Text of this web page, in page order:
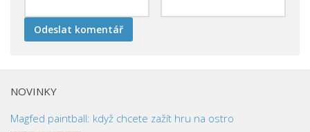
NOVINKY
Magfed paintball: když chcete zažít hru na ostro